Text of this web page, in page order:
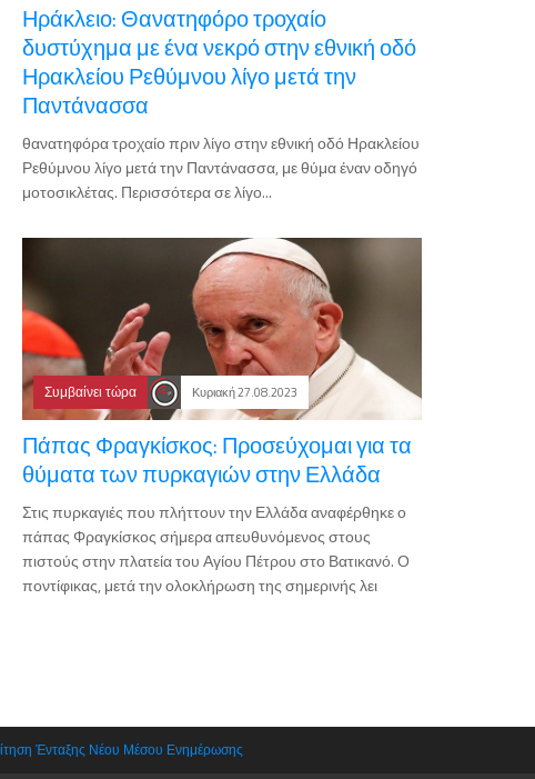
Ηράκλειο: Θανατηφόρο τροχαίο
δυστύχημα με ένα νεκρό στην εθνική οδό
Ηρακλείου Ρεθύμνου λίγο μετά την
Παντάνασσα
θανατηφόρα τροχαίο πριν λίγο στην εθνική οδό Ηρακλείου
Ρεθύμνου λίγο μετά την Παντάνασσα, με θύμα έναν οδηγό
μοτοσικλέτας. Περισσότερα σε λίγο...
Συμβαίνει τώρα Κυριακή 27.08.2023
Πάπας Φραγκίσκος: Προσεύχομαι για τα
θύματα των πυρκαγιών στην Ελλάδα
Στις πυρκαγιές που πλήττουν την Ελλάδα αναφέρθηκε ο
πάπας Φραγκίσκος σήμερα απευθυνόμενος στους
πιστούς στην πλατεία του Αγίου Πέτρου στο Βατικανό. Ο
ποντίφικας, μετά την ολοκλήρωση της σημερινής λει
Ένταξης Νέου Μέσου Ενημέρωσης